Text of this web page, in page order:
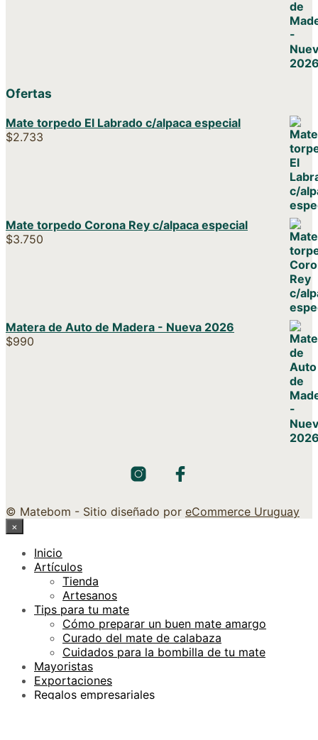
Ofertas
Mate torpedo El Labrado c/alpaca especial
$2.733
Mate torpedo Corona Rey c/alpaca especial
$3.750
Matera de Auto de Madera - Nueva 2026
$990
© Matebom - Sitio diseñado por eCommerce Uruguay
×
Inicio
Artículos
Tienda
Artesanos
Tips para tu mate
Cómo preparar un buen mate amargo
Curado del mate de calabaza
Cuidados para la bombilla de tu mate
Mayoristas
Exportaciones
Regalos empresariales